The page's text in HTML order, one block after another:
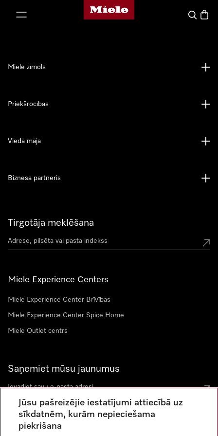
Miele mājas lapa
Tirgotāja meklēšana
Miele Experience Centers
Miele Experience Center Brīvības
Miele Experience Center Spice Home
Miele Outlet centrs
Saņemiet mūsu jaunumus
Miele zīmols
Priekšrocības
Viedā māja
Biznesa partneris
Jūsu pašreizējie iestatījumi attiecībā uz
sīkdatnēm, kurām nepieciešama
piekrišana